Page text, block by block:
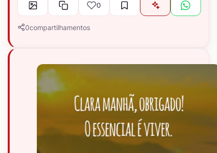
0
0compartilhamentos